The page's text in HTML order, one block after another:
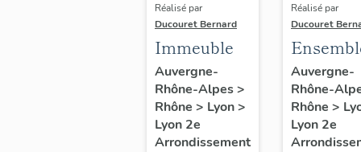
Réalisé par
Ducouret Bernard
Immeuble
Auvergne-
Rhône-Alpes>
Rhône > Lyon>
Lyon 2e
Arrondissement
Réalisé par
Ducouret
derrière
façade
Auvergne-
Rhône-
Rhône >
Lyon 2e